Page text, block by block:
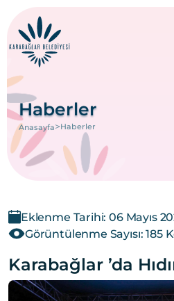
Haberler
Anasayfa>Haberler
Eklenme Tarihi: 06 Mayıs
Görüntülenme Sayısı: 185
Karabağlar ’da